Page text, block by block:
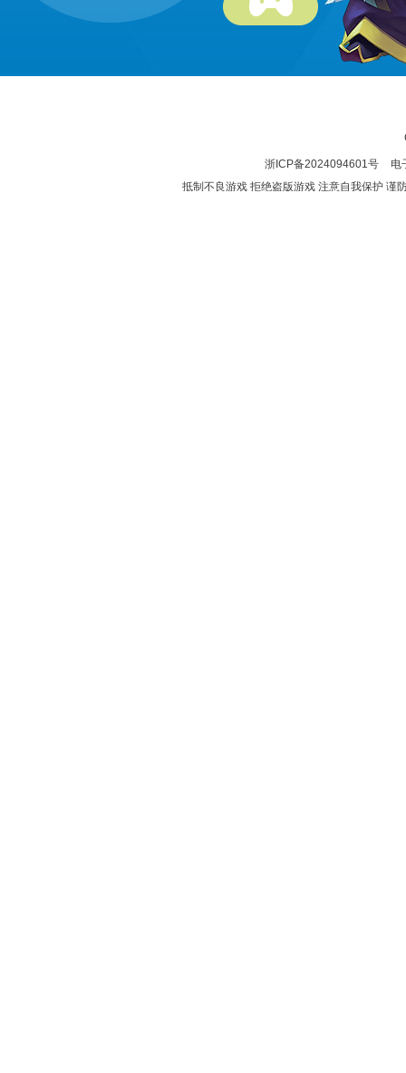
浙ICP备2024094601号
电
抵制不良游戏 拒绝盗版游戏 注意自我保护 谨